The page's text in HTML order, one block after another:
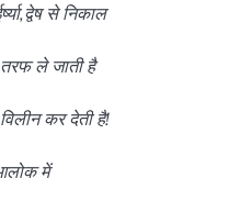
से निकाल
तरफ ले जाती है
कर देती है!
में